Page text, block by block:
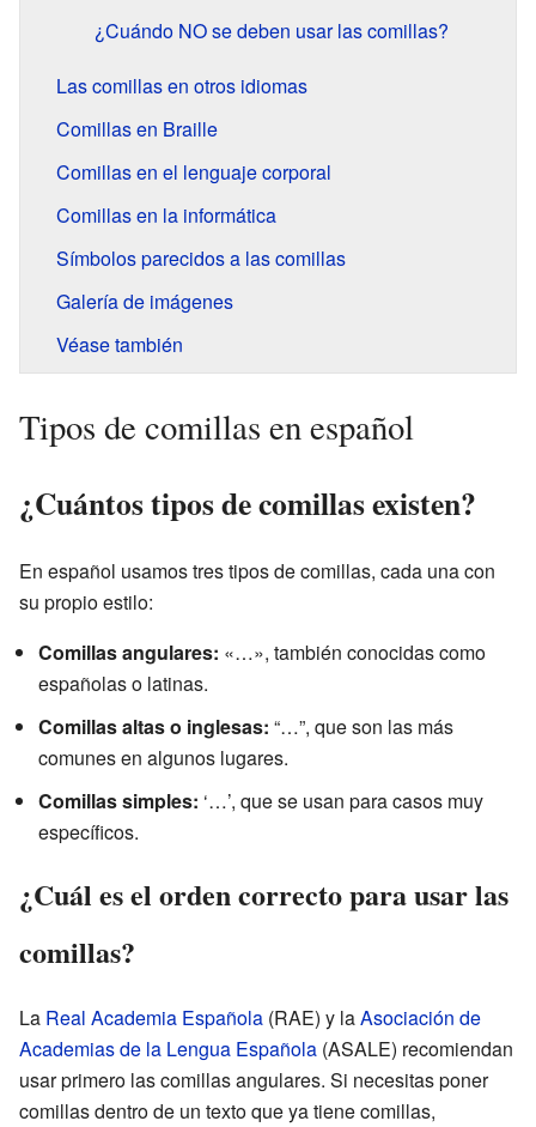
¿Cuándo NO se deben usar las comillas?
Las comillas en otros idiomas
Comillas en Braille
Comillas en el lenguaje corporal
Comillas en la informática
Símbolos parecidos a las comillas
Galería de imágenes
Véase también
Tipos de comillas en español
¿Cuántos tipos de comillas existen?
En español usamos tres tipos de comillas, cada una con
su propio estilo:
Comillas angulares: «…», también conocidas como
españolas o latinas.
Comillas altas o inglesas: “…”, que son las más
comunes en algunos lugares.
Comillas simples: ‘…’, que se usan para casos muy
específicos.
¿Cuál es el orden correcto para usar las
comillas?
La Real Academia Española (RAE) y laAsociación de
Academias de la Lengua Española (ASALE) recomiendan
usar primero las comillas angulares. Si necesitas poner
comillas dentro de un texto que ya tiene comillas,